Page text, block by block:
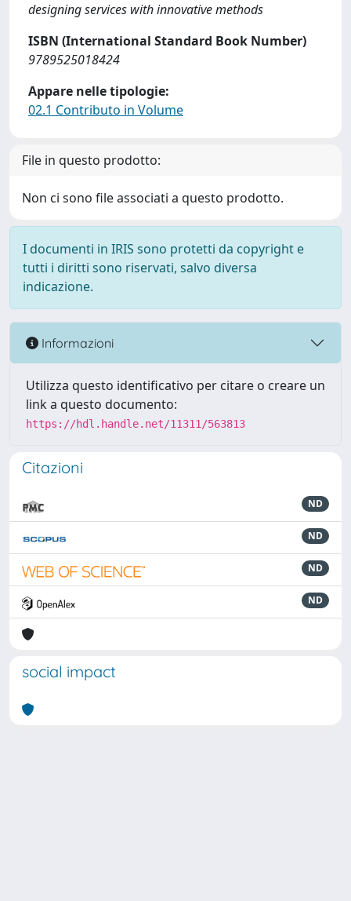
designing services with innovative methods
ISBN (International Standard Book Number)
9789525018424
Appare nelle tipologie:
02.1 Contributo in Volume
File in questo prodotto:
Non ci sono file associati a questo prodotto.
I documenti in IRIS sono protetti da copyright e
tutti i diritti sono riservati, salvo diversa
indicazione.
Informazioni
Utilizza questo identificativo per citare o creare un
link a questo documento:
https://hdl.handle.net/11311/563813
Citazioni
ND
ND
ND
ND
social impact